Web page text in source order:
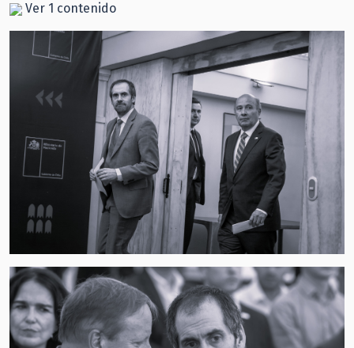
Ver 1 contenido